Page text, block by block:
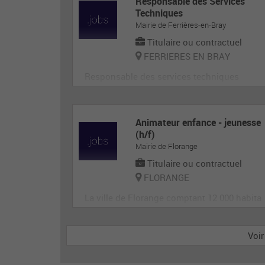
Techniques
Mairie de Ferrières-en-Bray
Titulaire ou contractuel
FERRIERES EN BRAY
Animateur enfance - jeunesse
(h/f)
Mairie de Florange
Titulaire ou contractuel
FLORANGE
té les enfants dans le cadre des accueils de